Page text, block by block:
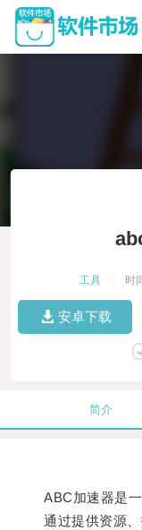
工具 时
安卓下载
简介
ABC加速器是一
通过提供资源、